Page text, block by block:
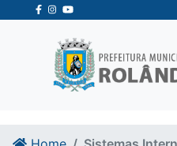
Ir para o conteudo
Ir para o fim do conteudo